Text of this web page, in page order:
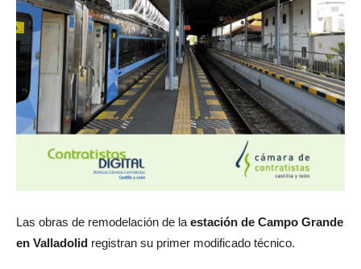
Las obras de remodelación de la estación de Campo Grande
en Valladolid registran su primer modificado técnico.